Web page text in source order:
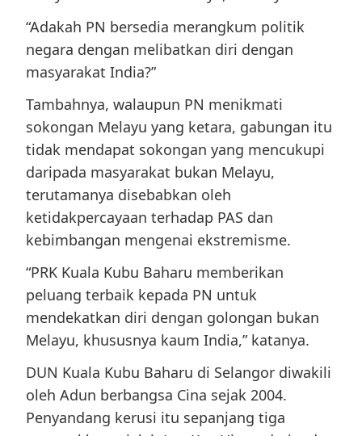
“Adakah PN bersedia merangkum politik
negara dengan melibatkan diri dengan
masyarakat India?”
Tambahnya, walaupun PN menikmati
sokongan Melayu yang ketara, gabungan itu
tidak mendapat sokongan yang mencukupi
daripada masyarakat bukan Melayu,
terutamanya disebabkan oleh
ketidakpercayaan terhadap PAS dan
kebimbangan mengenai ekstremisme.
“PRK Kuala Kubu Baharu memberikan
peluang terbaik kepada PN untuk
mendekatkan diri dengan golongan bukan
Melayu, khususnya kaum India,” katanya.
DUN Kuala Kubu Baharu di Selangor diwakili
oleh Adun berbangsa Cina sejak 2004.
Penyandang kerusi itu sepanjang tiga